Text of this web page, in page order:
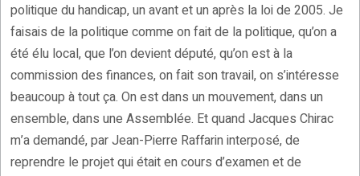
politique du handicap, un avant et un après la loi de 2005. Je
faisais de la politique comme on fait de la politique, qu’on a
été élu local, que l’on devient député, qu’on est à la
commission des finances, on fait son travail, on s’intéresse
beaucoup à tout ça. On est dans un mouvement, dans un
ensemble, dans une Assemblée. Et quand Jacques Chirac
m’a demandé, par Jean-Pierre Raffarin interposé, de
reprendre le projet qui était en cours d’examen et de